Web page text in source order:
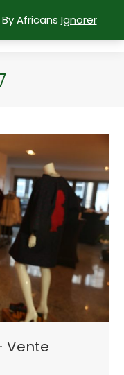
Vente
Africans Ignorer